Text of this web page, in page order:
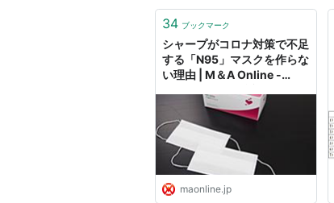
34 ブックマーク
シャープがコロナ対策で不足
する「N95」マスクを作らな
い理由 | M＆A Online -
maonline.jp